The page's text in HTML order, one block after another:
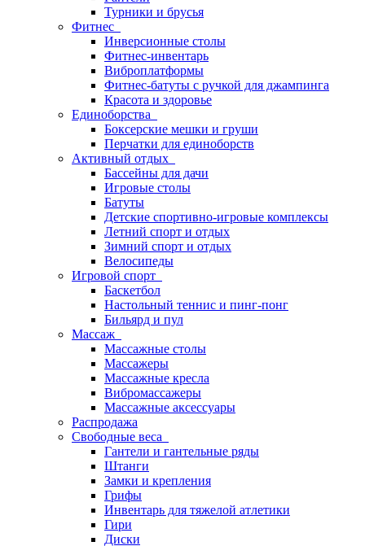
Турники и брусья
Фитнес
Инверсионные столы
Фитнес-инвентарь
Виброплатформы
Фитнес-батуты с ручкой для джампинга
Красота и здоровье
Единоборства
Боксерские мешки и груши
Перчатки для единоборств
Активный отдых
Бассейны для дачи
Игровые столы
Батуты
Детские спортивно-игровые комплексы
Летний спорт и отдых
Зимний спорт и отдых
Велосипеды
Игровой спорт
Баскетбол
Настольный теннис и пинг-понг
Бильярд и пул
Массаж
Массажные столы
Массажеры
Массажные кресла
Вибромассажеры
Массажные аксессуары
Распродажа
Свободные веса
Гантели и гантельные ряды
Штанги
Замки и крепления
Грифы
Инвентарь для тяжелой атлетики
Гири
Диски